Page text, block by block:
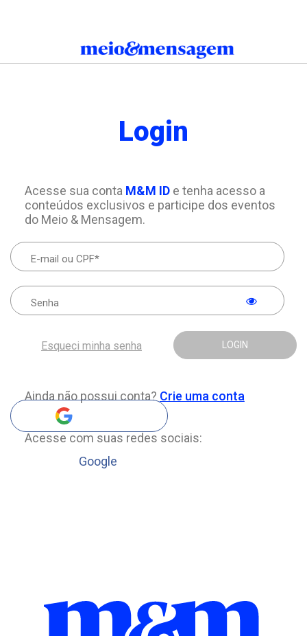
Login
Acesse sua conta M&M IDe tenha acesso a
conteúdos exclusivos e participe dos eventos
do Meio & Mensagem.
LOGIN
Esqueci minha senha
Ainda não possui conta? Crie uma conta
Acesse com suas redes sociais:
Google